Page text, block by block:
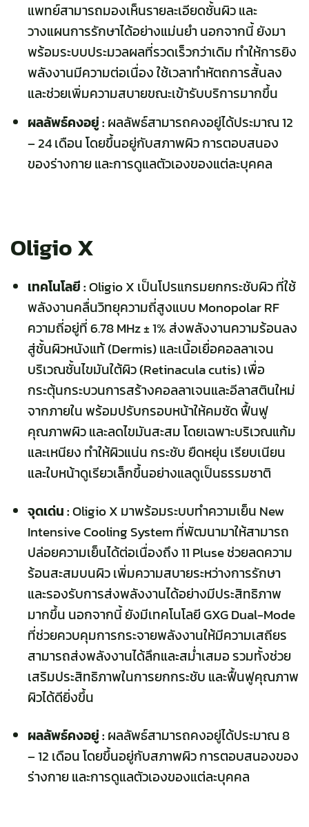
แพทย์สามารถมองเห็นรายละเอียดชั้นผิว และ
วางแผนการรักษาได้อย่างแม่นยำ นอกจากนี้ ยังมา
พร้อมระบบประมวลผลที่รวดเร็วกว่าเดิม ทำให้การยิง
พลังงานมีความต่อเนื่อง ใช้เวลาทำหัตถการสั้นลง
และช่วยเพิ่มความสบายขณะเข้ารับบริการมากขึ้น
ผลลัพธ์คงอยู่ : ผลลัพธ์สามารถคงอยู่ได้ประมาณ 12
– 24 เดือน โดยขึ้นอยู่กับสภาพผิว การตอบสนอง
ของร่างกาย และการดูแลตัวเองของแต่ละบุคคล
Oligio X
เทคโนโลยี :Oligio X เป็นโปรแกรมยกกระชับผิว ที่ใช้
พลังงานคลื่นวิทยุความถี่สูงแบบ Monopolar RF
ความถี่อยู่ที่ 6.78 MHz ± 1% ส่งพลังงานความร้อนลง
สู่ชั้นผิวหนังแท้ (Dermis) และเนื้อเยื่อคอลลาเจน
บริเวณชั้นไขมันใต้ผิว (Retinacula cutis) เพื่อ
กระตุ้นกระบวนการสร้างคอลลาเจนและอีลาสตินใหม่
จากภายใน พร้อมปรับกรอบหน้าให้คมชัด ฟื้นฟู
คุณภาพผิว และลดไขมันสะสม โดยเฉพาะบริเวณแก้ม
และเหนียง ทำให้ผิวแน่น กระชับ ยืดหยุ่น เรียบเนียน
และใบหน้าดูเรียวเล็กขึ้นอย่างแลดูเป็นธรรมชาติ
จุดเด่น :Oligio X มาพร้อมระบบทำความเย็น New
Intensive Cooling System ที่พัฒนามาให้สามารถ
ปล่อยความเย็นได้ต่อเนื่องถึง 11 Pluse ช่วยลดความ
ร้อนสะสมบนผิว เพิ่มความสบายระหว่างการรักษา
และรองรับการส่งพลังงานได้อย่างมีประสิทธิภาพ
มากขึ้น นอกจากนี้ ยังมีเทคโนโลยี GXG Dual-Mode
ที่ช่วยควบคุมการกระจายพลังงานให้มีความเสถียร
สามารถส่งพลังงานได้ลึกและสม่ำเสมอ รวมทั้งช่วย
เสริมประสิทธิภาพในการยกกระชับ และฟื้นฟูคุณภาพ
ผิวได้ดียิ่งขึ้น
ผลลัพธ์คงอยู่ : ผลลัพธ์สามารถคงอยู่ได้ประมาณ 8
– 12 เดือน โดยขึ้นอยู่กับสภาพผิว การตอบสนองของ
ร่างกาย และการดูแลตัวเองของแต่ละบุคคล